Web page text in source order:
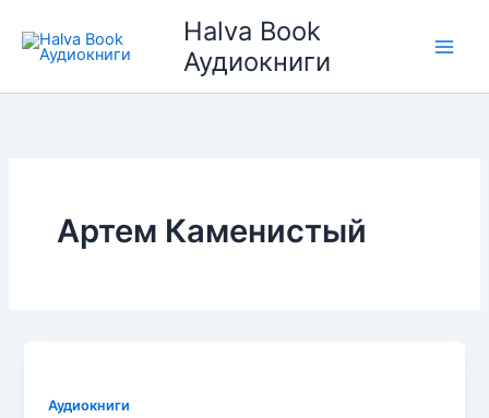
содержимому
Halva Book
Аудиокниги
Артем Каменистый
Аудиокниги